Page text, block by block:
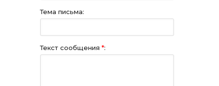
Тема письма:
Текст сообщения *: